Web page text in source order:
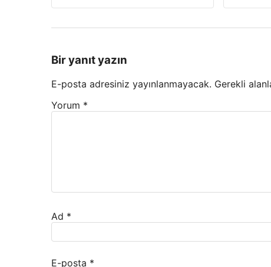
Bir yanıt yazın
E-posta adresiniz yayınlanmayacak. Gerekli
Yorum *
Ad *
E-posta *